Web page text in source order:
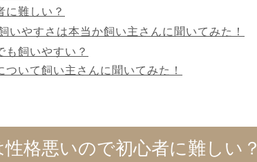
に難しい？
いやすさは本当か飼い主さんに聞いてみた！
も飼いやすい？
いて飼い主さんに聞いてみた！
格悪いので初心者に難しい？